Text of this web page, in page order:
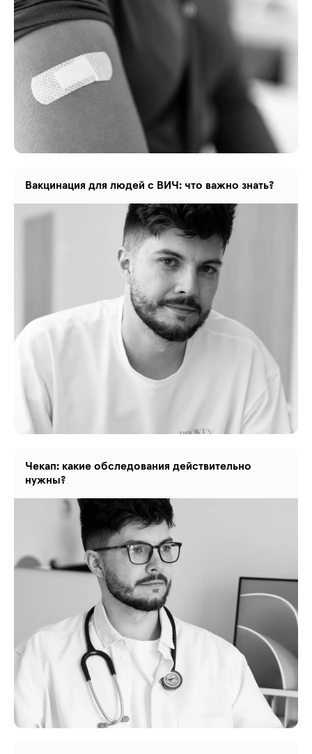
Вакцинация для людей с ВИЧ: что важно знать?
Чекап: какие обследования действительно
нужны?